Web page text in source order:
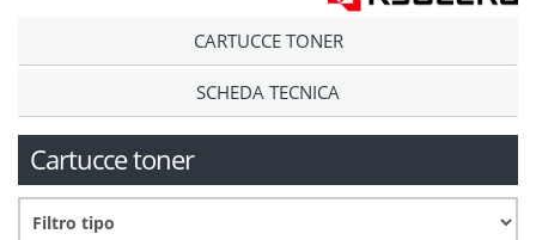
CARTUCCE TONER
SCHEDA TECNICA
Cartucce toner